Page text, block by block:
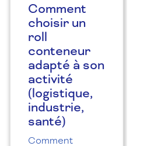
Comment
choisir un
roll
conteneur
adapté à son
activité
(logistique,
industrie,
santé)
Comment